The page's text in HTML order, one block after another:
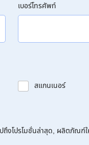
เบอร์โทรศัพท์
สแกนเนอร์
งโปรโมชั่นล่าสุด, ผลิตภัณฑ์ใ